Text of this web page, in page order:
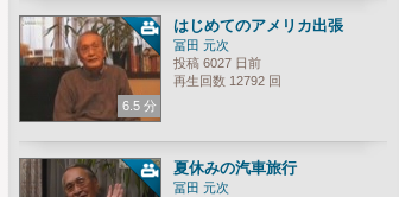
6.5 分
はじめてのアメリカ出張
冨田 元次
投稿 6027 日前
再生回数 12792 回
夏休みの汽車旅行
冨田 元次